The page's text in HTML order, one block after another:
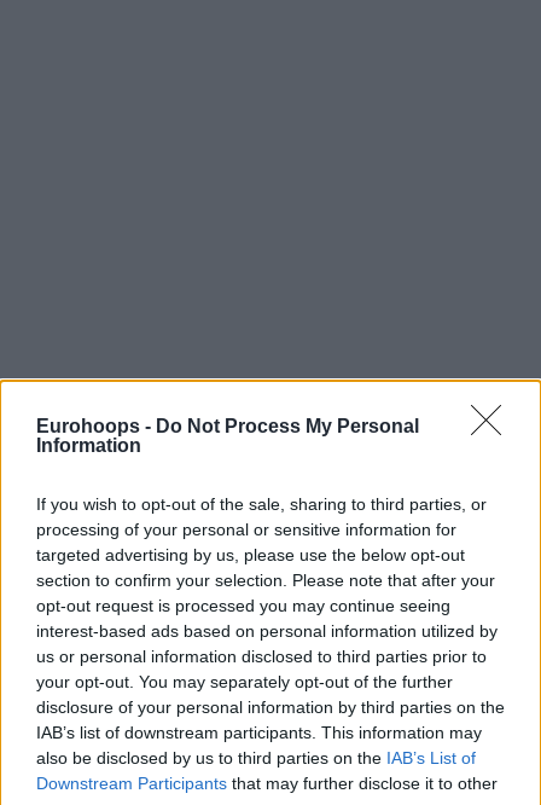
Eurohoops - Do Not Process My Personal
Information
If you wish to opt-out of the sale, sharing to third parties, or
processing of your personal or sensitive information for
targeted advertising by us, please use the below opt-out
section to confirm your selection. Please note that after your
opt-out request is processed you may continue seeing
interest-based ads based on personal information utilized by
us or personal information disclosed to third parties prior to
your opt-out. You may separately opt-out of the further
disclosure of your personal information by third parties on the
IAB’s list of downstream participants. This information may
also be disclosed by us to third parties on the IAB’s List of
Downstream Participants that may further disclose it to other
Ο Ντιρκ Νοβίτσκι υπήρξε παίκτης τωνΜάβερικς από το
1998 μέχρι το 2019, χρονιές-ρεκόρ σε μία και μόνο ομάδα,
έχοντας καταφέρει να τους οδηγήσει στημοναδική
κατάκτηση του Πρωταθλήματος στην ιστορία τους
2011με2-4επί των Big Three τωνΧιτ(Ντουέιν Ουέιντ,
ΛεΜπρον Τζέιμς, Κρις Μπος). Κατά γενική ομολογία
πρόκειται για ένααπό τα πιο… μάγκικα ever.
Το πρώτο “ευχαριστώ” ήταν ηαπόσυρση του #41τον
Ιανουάριο το 2022, όταν ο ιδιοκτήτης της ομάδας, Μαρκ